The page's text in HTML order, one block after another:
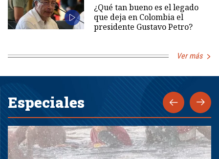
¿Qué tan bueno es el legado
que deja en Colombia el
presidente Gustavo Petro?
Ver más
Especiales